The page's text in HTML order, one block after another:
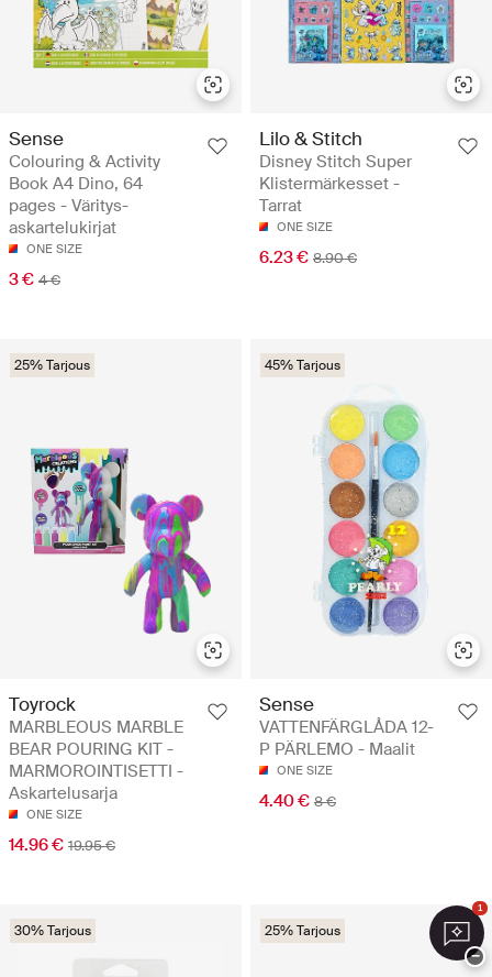
Sense
Colouring & Activity
Book A4 Dino, 64
pages - Väritys-
askartelukirjat
ONE SIZE
3 € 4 €
Lilo & Stitch
Disney Stitch Super
Klistermärkesset -
Tarrat
ONE SIZE
6.23 € 8.90 €
25% Tarjous
Toyrock
MARBLEOUS MARBLE
BEAR POURING KIT -
MARMOROINTISETTI -
Askartelusarja
ONE SIZE
14.96 € 19.95 €
45% Tarjous
Sense
VATTENFÄRGLÅDA 12-
P PÄRLEMO - Maalit
ONE SIZE
4.40 € 8 €
30% Tarjous 25% Tarjous
1
−